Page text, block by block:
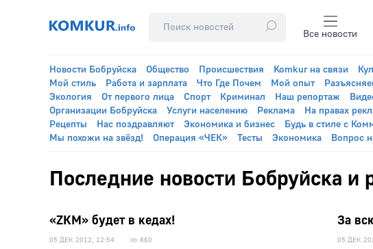
Все новости
Новости Бобруйска Общество Происшествия Komkur на связи
Мой стиль
Работа и зарплата Что Где Почем Мой опыт
Экология
От первого лица Спорт Криминал Наш репортаж
Организации Бобруйска
Услуги населению Реклама На правах
Рецепты
Нас поздравляют Экономика и бизнес Будь в стиле с
Мы похожи на звёзд!
Операция «ЧЕК» Тесты Экономика Вопрос
Последние новости Бобруйска и
«ZКМ» будет в кедах!
05 ДЕК 2012, 12:54 860
За
05 ДЕК